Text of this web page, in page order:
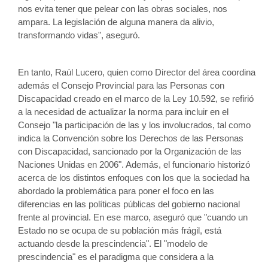
nos evita tener que pelear con las obras sociales, nos
ampara. La legislación de alguna manera da alivio,
transformando vidas", aseguró.
En tanto, Raúl Lucero, quien como Director del área coordina
además el Consejo Provincial para las Personas con
Discapacidad creado en el marco de la Ley 10.592, se refirió
a la necesidad de actualizar la norma para incluir en el
Consejo "la participación de las y los involucrados, tal como
indica la Convención sobre los Derechos de las Personas
con Discapacidad, sancionado por la Organización de las
Naciones Unidas en 2006". Además, el funcionario historizó
acerca de los distintos enfoques con los que la sociedad ha
abordado la problemática para poner el foco en las
diferencias en las políticas públicas del gobierno nacional
frente al provincial. En ese marco, aseguró que "cuando un
Estado no se ocupa de su población más frágil, está
actuando desde la prescindencia". El "modelo de
prescindencia" es el paradigma que considera a la